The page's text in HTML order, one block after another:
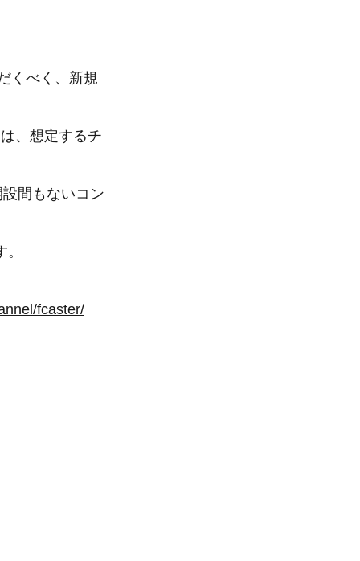
くべく、新規
、想定するチ
間もないコン
fcaster/